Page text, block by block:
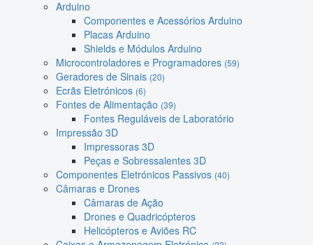
Arduino
Componentes e Acessórios Arduino
Placas Arduino
Shields e Módulos Arduino
Microcontroladores e Programadores (59)
Geradores de Sinais (20)
Ecrãs Eletrónicos (6)
Fontes de Alimentação (39)
Fontes Reguláveis de Laboratório
Impressão 3D
Impressoras 3D
Peças e Sobressalentes 3D
Componentes Eletrónicos Passivos (40)
Câmaras e Drones
Câmaras de Ação
Drones e Quadricópteros
Helicópteros e Aviões RC